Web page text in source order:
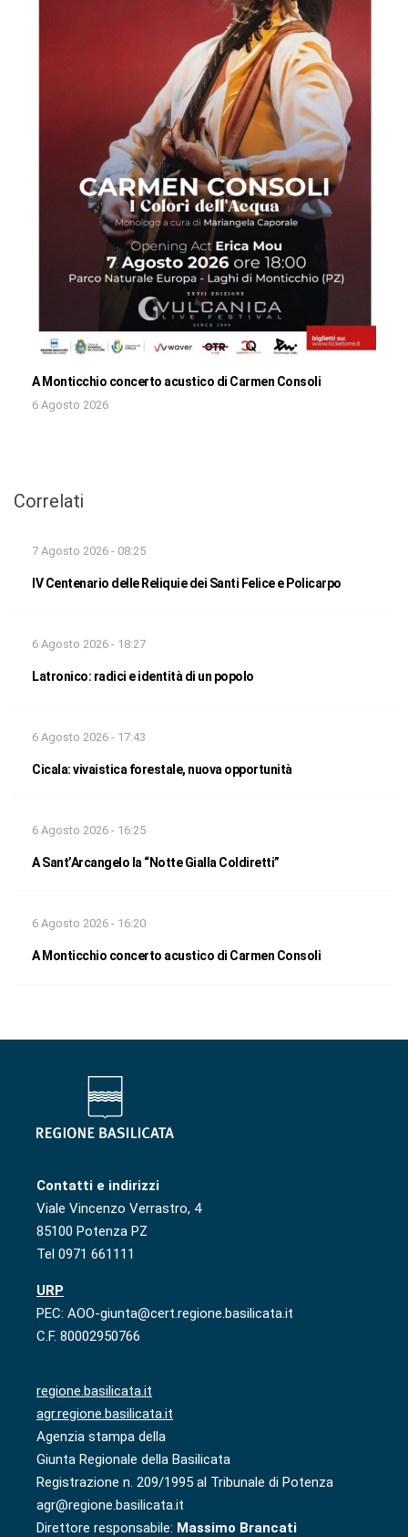
A Monticchio concerto acustico di Carmen Consoli
6 Agosto 2026
Correlati
7 Agosto 2026 - 08:25
IV Centenario delle Reliquie dei Santi Felice e Policarpo
6 Agosto 2026 - 18:27
Latronico: radici e identità di un popolo
6 Agosto 2026 - 17:43
Cicala: vivaistica forestale, nuova opportunità
6 Agosto 2026 - 16:25
A Sant’Arcangelo la “Notte Gialla Coldiretti”
6 Agosto 2026 - 16:20
A Monticchio concerto acustico di Carmen Consoli
Contatti e indirizzi
Viale Vincenzo Verrastro, 4
85100 Potenza PZ
Tel 0971 661111
URP
PEC: AOO-giunta@cert.regione.basilicata.it
C.F. 80002950766
regione.basilicata.it
agr.regione.basilicata.it
Agenzia stampa della
Giunta Regionale della Basilicata
Registrazione n. 209/1995 al Tribunale di Potenza
agr@regione.basilicata.it
Direttore responsabile: Massimo Brancati